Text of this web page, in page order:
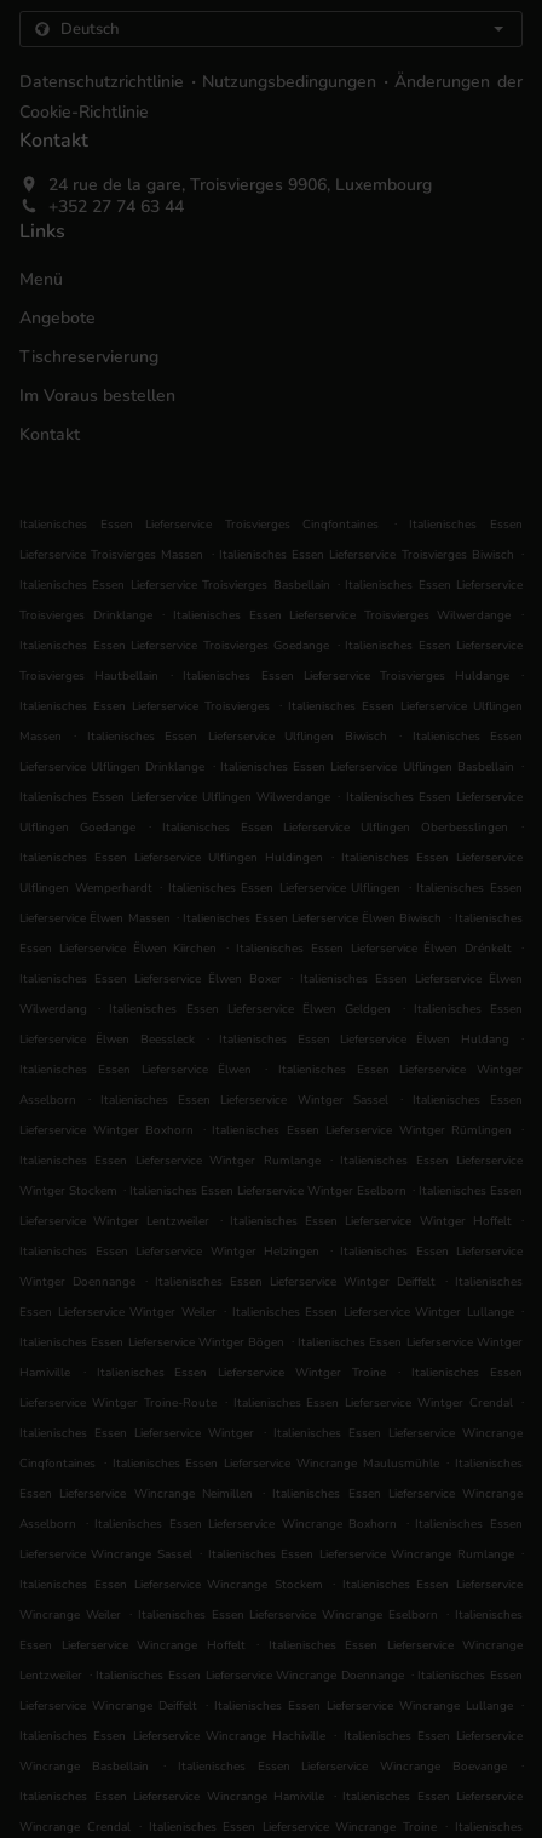
Datenschutzrichtlinie . Nutzungsbedingungen . Änderungen der
Cookie-Richtlinie
Kontakt
24 rue de la gare, Troisvierges 9906, Luxembourg
+352 27 74 63 44
Links
Menü
Angebote
Tischreservierung
Im Voraus bestellen
Kontakt
Italienisches Essen Lieferservice Troisvierges Cinqfontaines .
Italienisches Essen
Lieferservice Troisvierges Massen
. Italienisches Essen Lieferservice Troisvierges Biwisch .
Italienisches Essen Lieferservice Troisvierges Basbellain . Italienisches Essen Lieferservice
Troisvierges Drinklange
. Italienisches Essen Lieferservice Troisvierges Wilwerdange
.
Italienisches Essen Lieferservice Troisvierges Goedange . Italienisches Essen Lieferservice
Troisvierges Hautbellain
. Italienisches Essen Lieferservice Troisvierges Huldange
.
Italienisches Essen Lieferservice Troisvierges
. Italienisches Essen Lieferservice Ulflingen
Massen
. Italienisches Essen Lieferservice Ulflingen Biwisch .
Italienisches Essen
Lieferservice Ulflingen Drinklange . Italienisches Essen Lieferservice Ulflingen Basbellain .
Italienisches Essen Lieferservice Ulflingen Wilwerdange . Italienisches Essen Lieferservice
Ulflingen Goedange
. Italienisches Essen Lieferservice Ulflingen Oberbesslingen
.
Italienisches Essen Lieferservice Ulflingen Huldingen
. Italienisches Essen Lieferservice
Ulflingen Wemperhardt . Italienisches Essen Lieferservice Ulflingen . Italienisches Essen
Lieferservice Ëlwen Massen . Italienisches Essen Lieferservice Ëlwen Biwisch . Italienisches
Essen Lieferservice Ëlwen Kiirchen
. Italienisches Essen Lieferservice Ëlwen Drénkelt
.
Italienisches Essen Lieferservice Ëlwen Boxer
. Italienisches Essen Lieferservice Ëlwen
Wilwerdang
. Italienisches Essen Lieferservice Ëlwen Geldgen .
Italienisches Essen
Lieferservice Ëlwen Beessleck
. Italienisches Essen Lieferservice Ëlwen Huldang
.
Italienisches Essen Lieferservice Ëlwen
.
Italienisches Essen Lieferservice Wintger
Asselborn
. Italienisches Essen Lieferservice Wintger Sassel .
Italienisches Essen
Lieferservice Wintger Boxhorn
. Italienisches Essen Lieferservice Wintger Rümlingen
.
Italienisches Essen Lieferservice Wintger Rumlange
. Italienisches Essen Lieferservice
Wintger Stockem . Italienisches Essen Lieferservice Wintger Eselborn . Italienisches Essen
Lieferservice Wintger Lentzweiler
. Italienisches Essen Lieferservice Wintger Hoffelt
.
Italienisches Essen Lieferservice Wintger Helzingen
. Italienisches Essen Lieferservice
Wintger Doennange
. Italienisches Essen Lieferservice Wintger Deiffelt . Italienisches
Essen Lieferservice Wintger Weiler . Italienisches Essen Lieferservice Wintger Lullange .
Italienisches Essen Lieferservice Wintger Bögen . Italienisches Essen Lieferservice Wintger
Hamiville
. Italienisches Essen Lieferservice Wintger Troine .
Italienisches Essen
Lieferservice Wintger Troine-Route . Italienisches Essen Lieferservice Wintger Crendal
.
Italienisches Essen Lieferservice Wintger
. Italienisches Essen Lieferservice Wincrange
Cinqfontaines
. Italienisches Essen Lieferservice Wincrange Maulusmühle . Italienisches
Essen Lieferservice Wincrange Neimillen
. Italienisches Essen Lieferservice Wincrange
Asselborn
. Italienisches Essen Lieferservice Wincrange Boxhorn . Italienisches Essen
Lieferservice Wincrange Sassel . Italienisches Essen Lieferservice Wincrange Rumlange .
Italienisches Essen Lieferservice Wincrange Stockem
. Italienisches Essen Lieferservice
Wincrange Weiler
. Italienisches Essen Lieferservice Wincrange Eselborn . Italienisches
Essen Lieferservice Wincrange Hoffelt
.
Italienisches Essen Lieferservice Wincrange
Lentzweiler . Italienisches Essen Lieferservice Wincrange Doennange . Italienisches Essen
Lieferservice Wincrange Deiffelt
. Italienisches Essen Lieferservice Wincrange Lullange .
Italienisches Essen Lieferservice Wincrange Hachiville . Italienisches Essen Lieferservice
Wincrange Basbellain
. Italienisches Essen Lieferservice Wincrange Boevange
.
Italienisches Essen Lieferservice Wincrange Hamiville
. Italienisches Essen Lieferservice
Wincrange Crendal
. Italienisches Essen Lieferservice Wincrange Troine . Italienisches